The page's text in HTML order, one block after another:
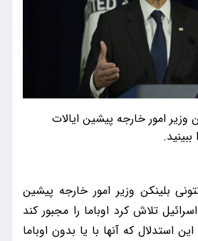
وزیر امور خارجه پیشین ایالات
آنتونی بلینکن وزیر امور خارجه پیشین
تلاش کرد اوباما را مجبور کند
این استدلال که آنها با یا بدون اوباما